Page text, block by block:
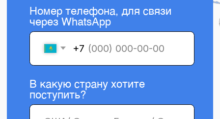
Записаться на встречу